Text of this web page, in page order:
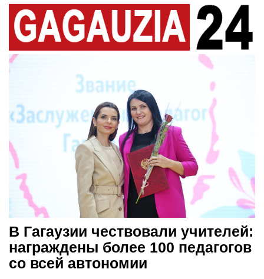
В Гагаузии чествовали учителей:
награждены более 100 педагогов
со всей автономии